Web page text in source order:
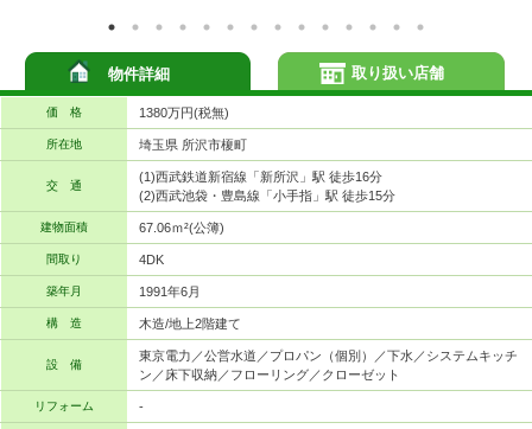
物件詳細
価 格 1380万円(税無)
所在地 埼玉県 所沢市榎町
交 通
(1)西武鉄道新宿線「新所沢」駅 徒歩16分
(2)西武池袋・豊島線「小手指」駅 徒歩15分
建物面積 67.06ｍ²(公簿)
間取り 4DK
築年月 1991年6月
構 造 木造/地上2階建て
設 備
東京電力／公営水道／プロパン（個別）／下水／システムキッチ
ン／床下収納／フローリング／クローゼット
リフォーム -
取り扱い店舗